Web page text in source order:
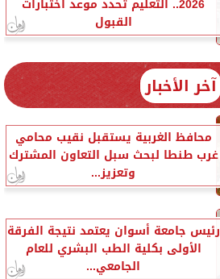
2026.. التعليم تحدد موعد اختبارات
القبول
آخر الأخبار
محافظ الغربية يستقبل نقيب محامي
غرب طنطا لبحث سبل التعاون المشترك
وتعزيز...
رئيس جامعة أسوان يعتمد نتيجة الفرقة
الأولى بكلية الطب البشري للعام
الجامعي...